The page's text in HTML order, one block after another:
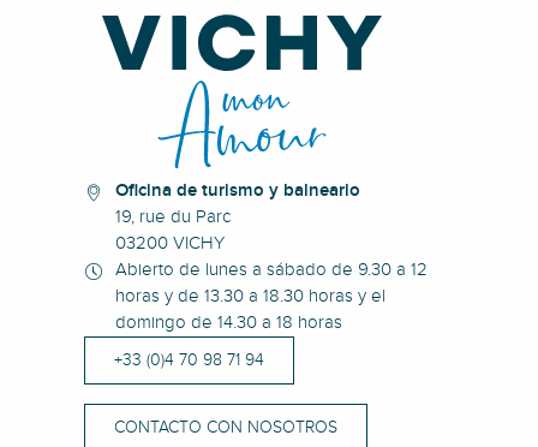
Oficina de turismo y balneario
19, rue du Parc
03200 VICHY
Abierto de lunes a sábado de 9.30 a 12
horas y de 13.30 a 18.30 horas y el
domingo de 14.30 a 18 horas
+33 (0)4 70 98 71 94
CONTACTO CON NOSOTROS